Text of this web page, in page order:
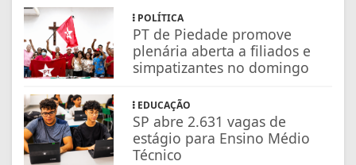
POLÍTICA
PT de Piedade promove
plenária aberta a filiados e
simpatizantes no domingo
EDUCAÇÃO
SP abre 2.631 vagas de
estágio para Ensino Médio
Técnico